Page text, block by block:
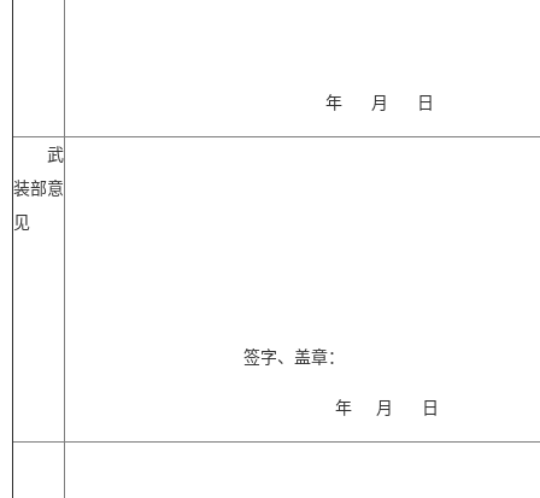
年 月 日
武
装部意
见
签字、盖章：
年 月 日